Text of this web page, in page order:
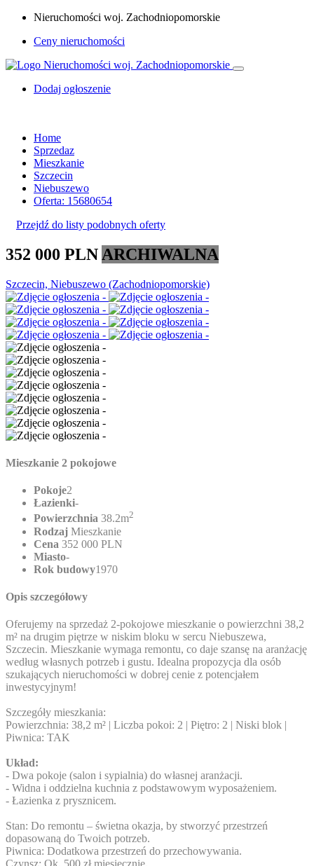
Nieruchomości woj. Zachodniopomorskie
Ceny nieruchomości
Dodaj ogłoszenie
Home
Sprzedaz
Mieszkanie
Szczecin
Niebuszewo
Oferta: 15680654
Przejdź do listy podobnych oferty
352 000 PLN ARCHIWALNA
Szczecin, Niebuszewo (Zachodniopomorskie)
Mieszkanie 2 pokojowe
Pokoje2
Łazienki-
Powierzchnia 38.2m2
Rodzaj Mieszkanie
Cena 352 000 PLN
Miasto-
Rok budowy1970
Opis szczegółowy
Oferujemy na sprzedaż 2-pokojowe mieszkanie o powierzchni 38,2
m² na drugim piętrze w niskim bloku w sercu Niebuszewa,
Szczecin. Mieszkanie wymaga remontu, co daje szansę na aranżację
według własnych potrzeb i gustu. Idealna propozycja dla osób
szukających nieruchomości w dobrej cenie z potencjałem
inwestycyjnym!
Szczegóły mieszkania:
Powierzchnia: 38,2 m² | Liczba pokoi: 2 | Piętro: 2 | Niski blok |
Piwnica: TAK
Układ:
- Dwa pokoje (salon i sypialnia) do własnej aranżacji.
- Widna i oddzielna kuchnia z podstawowym wyposażeniem.
- Łazienka z prysznicem.
Stan: Do remontu – świetna okazja, by stworzyć przestrzeń
dopasowaną do Twoich potrzeb.
Piwnica: Dodatkowa przestrzeń do przechowywania.